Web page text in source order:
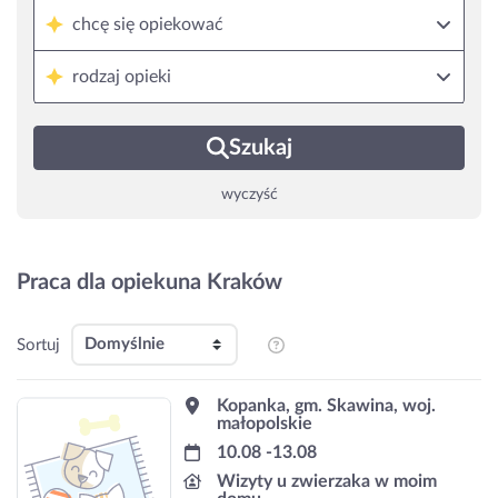
chcę się opiekować
rodzaj opieki
Szukaj
wyczyść
Praca dla opiekuna Kraków
Sortuj
Kopanka, gm. Skawina, woj.
małopolskie
10.08 -13.08
Wizyty u zwierzaka w moim